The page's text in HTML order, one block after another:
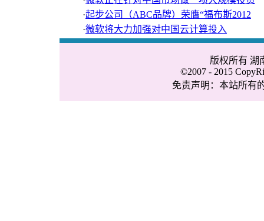
·起步公司（ABC品牌）荣膺“福布斯2012
·微软将大力加强对中国云计算投入
版权所有
©2007 - 2015
免责声明：本站所有